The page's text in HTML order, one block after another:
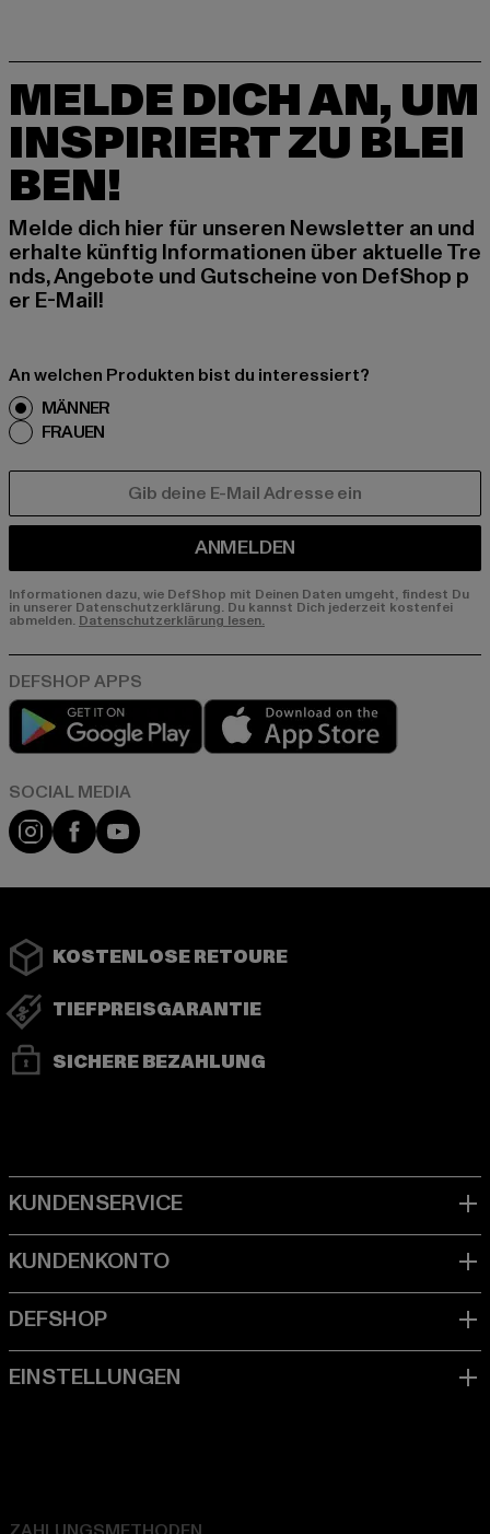
MELDE DICH AN, UM
INSPIRIERT ZU BLEI
BEN!
Melde dich hier für unseren Newsletter an und
erhalte künftig Informationen über aktuelle Tre
nds, Angebote und Gutscheine von DefShop p
er E-Mail!
An welchen Produkten bist du interessiert?
MÄNNER
FRAUEN
ANMELDEN
Informationen dazu, wie DefShop mit Deinen Daten umgeht, findest Du
in unserer Datenschutzerklärung. Du kannst Dich jederzeit kostenfei
abmelden. Datenschutzerklärung lesen.
Play market
Instagram
FacebookYouTube
KOSTENLOSE RETOURE
TIEFPREISGARANTIE
SICHERE BEZAHLUNG